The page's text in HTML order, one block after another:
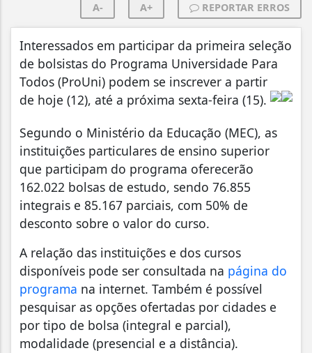
A- A+ REPORTAR ERROS
Interessados em participar da primeira seleção
de bolsistas do Programa Universidade Para
Todos (ProUni) podem se inscrever a partir
de hoje (12), até a próxima sexta-feira (15).
Segundo o Ministério da Educação (MEC), as
instituições particulares de ensino superior
que participam do programa oferecerão
162.022 bolsas de estudo, sendo 76.855
integrais e 85.167 parciais, com 50% de
desconto sobre o valor do curso.
A relação das instituições e dos cursos
disponíveis pode ser consultada na página do
programa na internet. Também é possível
pesquisar as opções ofertadas por cidades e
por tipo de bolsa (integral e parcial),
modalidade (presencial e a distância).